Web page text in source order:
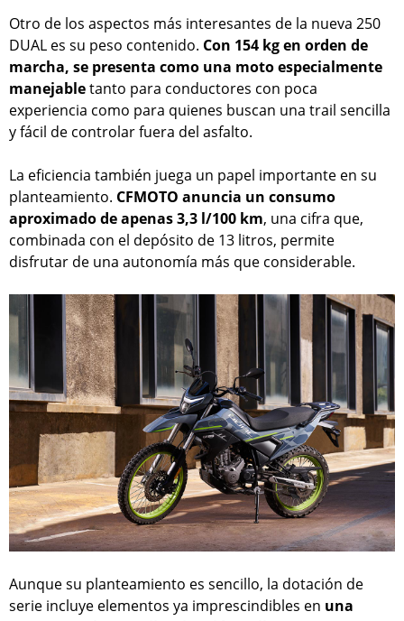
Otro de los aspectos más interesantes de la nueva 250
DUAL es su peso contenido. Con 154 kg en orden de
marcha, se presenta como una moto especialmente
manejabletanto para conductores con poca
experiencia como para quienes buscan una trail sencilla
y fácil de controlar fuera del asfalto.
La eficiencia también juega un papel importante en su
planteamiento. CFMOTO anuncia un consumo
aproximado de apenas 3,3 l/100 km, una cifra que,
combinada con el depósito de 13 litros, permite
disfrutar de una autonomía más que considerable.
Aunque su planteamiento es sencillo, la dotación de
serie incluye elementos ya imprescindibles en una